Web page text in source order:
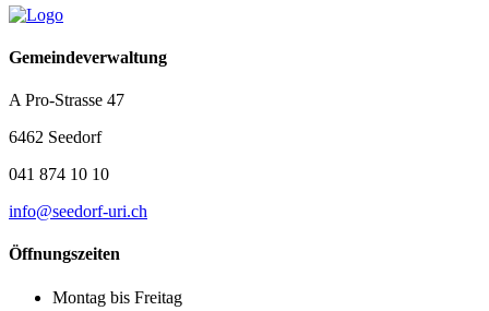
Gemeindeverwaltung
A Pro-Strasse 47
6462 Seedorf
041 874 10 10
info@seedorf-uri.ch
Öffnungszeiten
Montag bis Freitag